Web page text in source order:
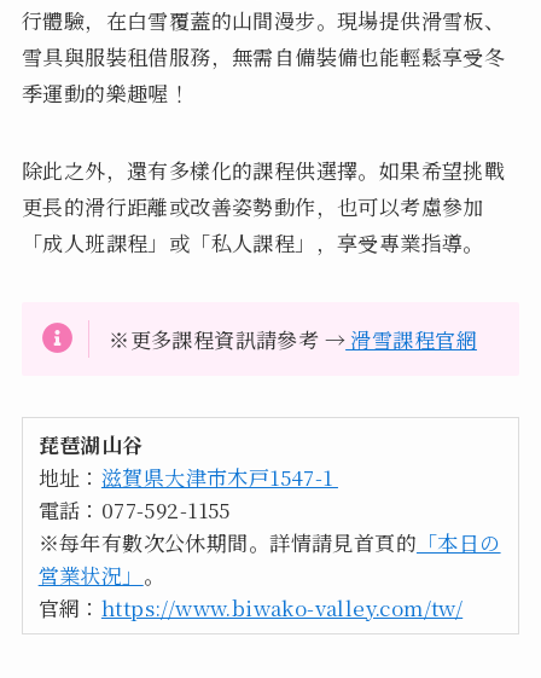
行體驗，在白雪覆蓋的山間漫步。現場提供滑雪板、
雪具與服裝租借服務，無需自備裝備也能輕鬆享受冬
季運動的樂趣喔！
除此之外，還有多樣化的課程供選擇。如果希望挑戰
更長的滑行距離或改善姿勢動作，也可以考慮參加
「成人班課程」或「私人課程」，享受專業指導。
※更多課程資訊請參考 → 滑雪課程官網
琵琶湖山谷
地址： 滋賀県大津市木戸1547-1
電話：077-592-1155
※每年有數次公休期間。詳情請見首頁的 「本日の
営業状況」 。
官網： https://www.biwako-valley.com/tw/